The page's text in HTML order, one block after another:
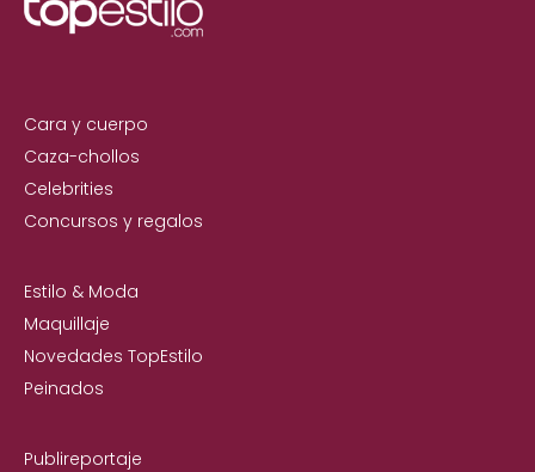
Cara y cuerpo
Caza-chollos
Celebrities
Concursos y regalos
Estilo & Moda
Maquillaje
Novedades TopEstilo
Peinados
Publireportaje